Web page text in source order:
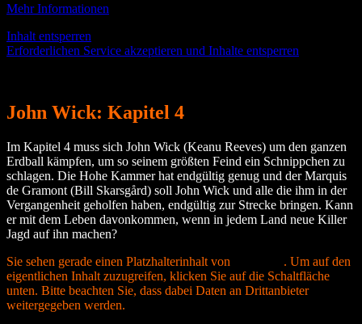
Mehr Informationen
Inhalt entsperren
Erforderlichen Service akzeptieren und Inhalte entsperren
John Wick: Kapitel 4
Im Kapitel 4 muss sich John Wick (Keanu Reeves) um den ganzen
Erdball kämpfen, um so seinem größten Feind ein Schnippchen zu
schlagen. Die Hohe Kammer hat endgültig genug und der Marquis
de Gramont (Bill Skarsgård) soll John Wick und alle die ihm in der
Vergangenheit geholfen haben, endgültig zur Strecke bringen. Kann
er mit dem Leben davonkommen, wenn in jedem Land neue Killer
Jagd auf ihn machen?
Sie sehen gerade einen Platzhalterinhalt von
. Um auf den
eigentlichen Inhalt zuzugreifen, klicken Sie auf die Schaltfläche
unten. Bitte beachten Sie, dass dabei Daten an Drittanbieter
weitergegeben werden.